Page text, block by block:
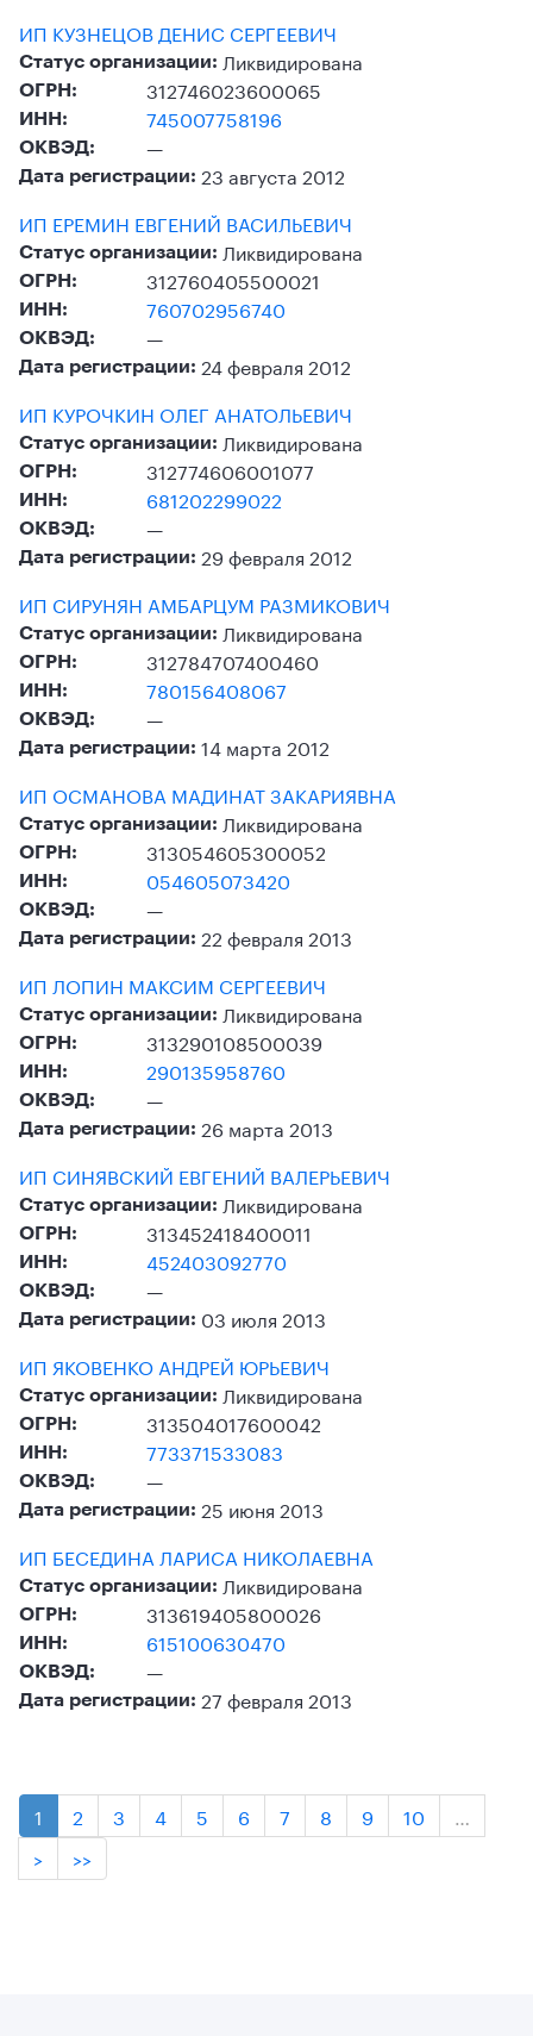
ИП КУЗНЕЦОВ ДЕНИС СЕРГЕЕВИЧ
Статус организации: Ликвидирована
ОГРН: 312746023600065
ИНН: 745007758196
ОКВЭД: —
Дата регистрации: 23 августа 2012
ИП ЕРЕМИН ЕВГЕНИЙ ВАСИЛЬЕВИЧ
Статус организации: Ликвидирована
ОГРН: 312760405500021
ИНН: 760702956740
ОКВЭД: —
Дата регистрации: 24 февраля 2012
ИП КУРОЧКИН ОЛЕГ АНАТОЛЬЕВИЧ
Статус организации: Ликвидирована
ОГРН: 312774606001077
ИНН: 681202299022
ОКВЭД: —
Дата регистрации: 29 февраля 2012
ИП СИРУНЯН АМБАРЦУМ РАЗМИКОВИЧ
Статус организации: Ликвидирована
ОГРН: 312784707400460
ИНН: 780156408067
ОКВЭД: —
Дата регистрации: 14 марта 2012
ИП ОСМАНОВА МАДИНАТ ЗАКАРИЯВНА
Статус организации: Ликвидирована
ОГРН: 313054605300052
ИНН: 054605073420
ОКВЭД: —
Дата регистрации: 22 февраля 2013
ИП ЛОПИН МАКСИМ СЕРГЕЕВИЧ
Статус организации: Ликвидирована
ОГРН: 313290108500039
ИНН: 290135958760
ОКВЭД: —
Дата регистрации: 26 марта 2013
ИП СИНЯВСКИЙ ЕВГЕНИЙ ВАЛЕРЬЕВИЧ
Статус организации: Ликвидирована
ОГРН: 313452418400011
ИНН: 452403092770
ОКВЭД: —
Дата регистрации: 03 июля 2013
ИП ЯКОВЕНКО АНДРЕЙ ЮРЬЕВИЧ
Статус организации: Ликвидирована
ОГРН: 313504017600042
ИНН: 773371533083
ОКВЭД: —
Дата регистрации: 25 июня 2013
ИП БЕСЕДИНА ЛАРИСА НИКОЛАЕВНА
Статус организации: Ликвидирована
ОГРН: 313619405800026
ИНН: 615100630470
ОКВЭД: —
Дата регистрации: 27 февраля 2013
1 2 3 4 5 6 7 8 9 10
…
>
>>